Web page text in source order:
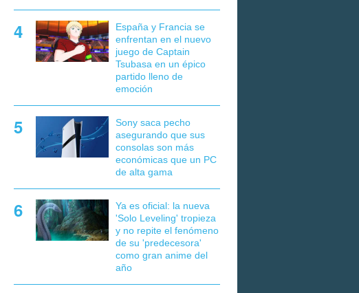
España y Francia se
enfrentan en el nuevo
juego de Captain
Tsubasa en un épico
partido lleno de
emoción
Sony saca pecho
asegurando que sus
consolas son más
económicas que un PC
de alta gama
Ya es oficial: la nueva
'Solo Leveling' tropieza
y no repite el fenómeno
de su 'predecesora'
como gran anime del
año